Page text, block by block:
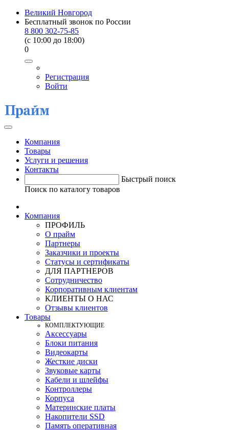
Великий Новгород
Бесплатный звонок по России
8 800 302-75-85
(c 10:00 до 18:00)
0
Регистрация
Войти
Компания
Товары
Услуги и решения
Контакты
Быстрый поиск
Поиск по каталогу товаров
Компания
ПРОФИЛЬ
О прайм
Партнеры
Заказчики и проекты
Статусы и сертификаты
ДЛЯ ПАРТНЕРОВ
Сотрудничество
Корпоративным клиентам
КЛИЕНТЫ О НАС
Отзывы клиентов
Товары
КOМПЛЕКТУЮЩИЕ
Аксессуары
Блоки питания
Видеокарты
Жесткие диски
Звуковые карты
Кабели и шлейфы
Контроллеры
Корпуса
Материнские платы
Накопители SSD
Память оперативная